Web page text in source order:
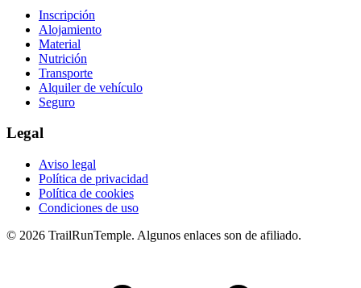
Inscripción
Alojamiento
Material
Nutrición
Transporte
Alquiler de vehículo
Seguro
Legal
Aviso legal
Política de privacidad
Política de cookies
Condiciones de uso
© 2026 TrailRunTemple. Algunos enlaces son de afiliado.